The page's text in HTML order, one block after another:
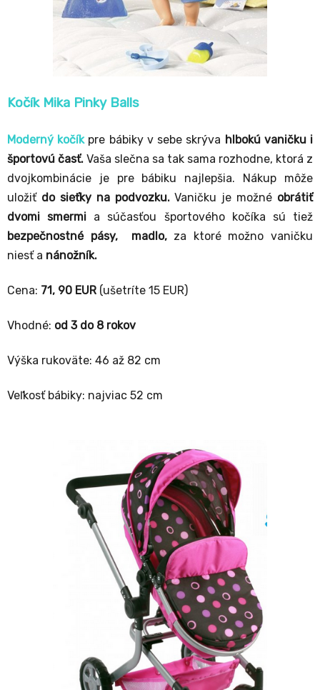
Kočík Mika Pinky Balls
Moderný kočík pre bábiky v sebe skrýva hlbokú vaničku i
športovú časť. Vaša slečna sa tak sama rozhodne, ktorá z
dvojkombinácie je pre bábiku najlepšia. Nákup môže
uložiť do sieťky na podvozku.Vaničku je možné obrátiť
dvomi smermi a súčasťou športového kočíka sú tiež
bezpečnostné pásy, madlo, za ktoré možno vaničku
niesť a nánožník.
Cena: 71, 90 EUR (ušetríte 15 EUR)
Vhodné: od 3 do 8 rokov
Výška rukoväte: 46 až 82 cm
Veľkosť bábiky: najviac 52 cm